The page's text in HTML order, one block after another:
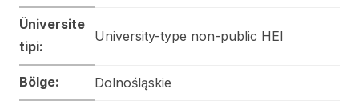
Üniversite
tipi:
University-type non-public HEI
Bölge: Dolnośląskie